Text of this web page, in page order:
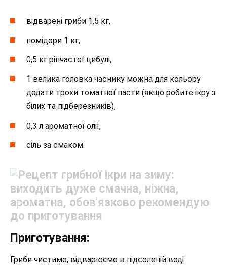
відварені гриби 1,5 кг,
помідори 1 кг,
0,5 кг ріпчастої цибулі,
1 велика головка часнику можна для кольору
додати трохи томатної пасти (якщо робите ікру з
білих та підберезників),
0,3 л ароматної олії,
сіль за смаком.
Приготування:
Гриби чистимо, відварюємо в підсоленій воді